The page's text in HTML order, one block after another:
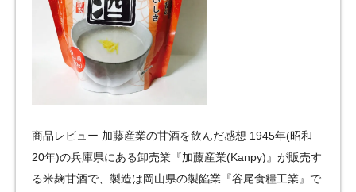
商品レビュー 加藤産業の甘酒を飲んだ感想 1945年(昭和
20年)の兵庫県にある卸売業『加藤産業(Kanpy)』が販売す
る米麹甘酒で、製造は岡山県の製餡業『谷尾食糧工業』で